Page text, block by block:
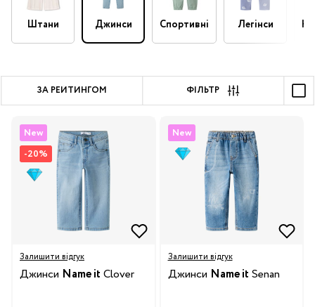
Штани Джинси Спортивні Легінси
ЗА РЕЙТИНГОМ ФІЛЬТР
New
-20%
Залишити відгук
Джинси Name it Clover
New
Залишити відгук
Джинси Name it Senan